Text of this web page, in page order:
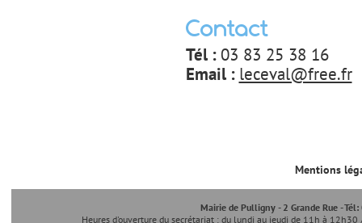
Contact
Tél : 03 83 25 38 16
Email : leceval@free.fr
Mentions
Mairie de Pulligny - 2 Grande Rue -
Heures d'ouverture du secrétariat : du lundi au jeudi de 11h à